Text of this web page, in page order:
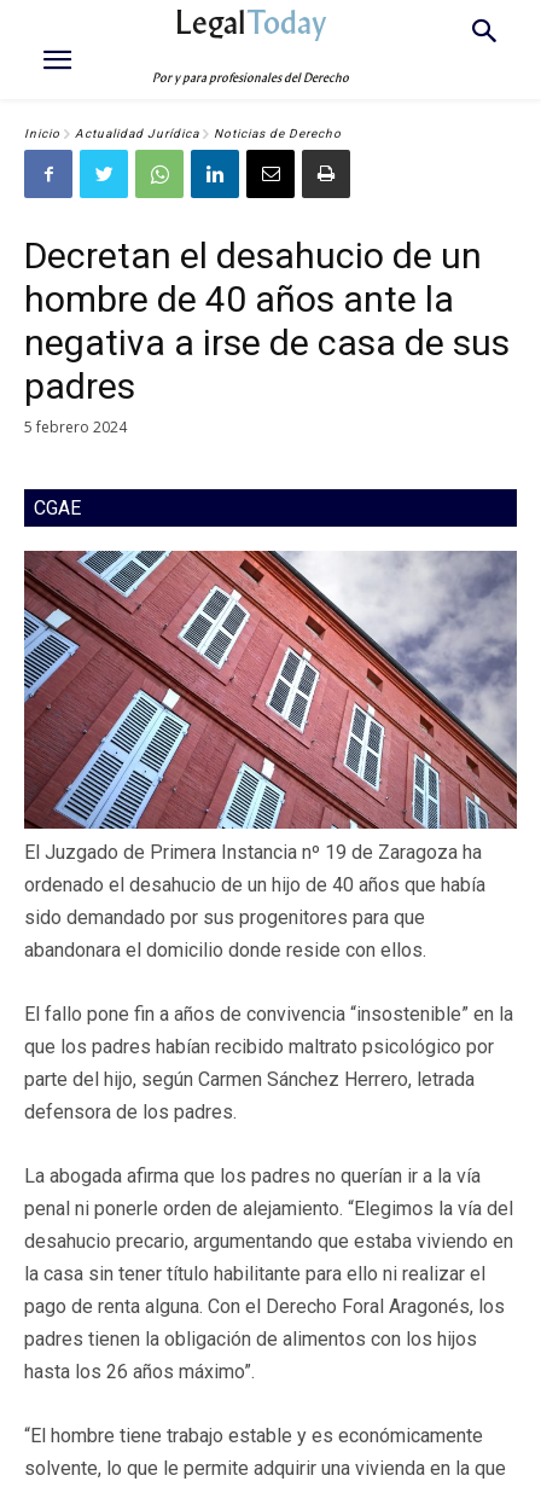
LegalToday
Por y para profesionales del Derecho
Inicio Actualidad Jurídica Noticias de Derecho
Decretan el desahucio de un
hombre de 40 años ante la
negativa a irse de casa de sus
padres
5 febrero 2024
CGAE
El Juzgado de Primera Instancia nº 19 de Zaragoza ha
ordenado el desahucio de un hijo de 40 años que había
sido demandado por sus progenitores para que
abandonara el domicilio donde reside con ellos.
El fallo pone fin a años de convivencia “insostenible” en la
que los padres habían recibido maltrato psicológico por
parte del hijo, según Carmen Sánchez Herrero, letrada
defensora de los padres.
La abogada afirma que los padres no querían ir a la vía
penal ni ponerle orden de alejamiento. “Elegimos la vía del
desahucio precario, argumentando que estaba viviendo en
la casa sin tener título habilitante para ello ni realizar el
pago de renta alguna. Con el Derecho Foral Aragonés, los
padres tienen la obligación de alimentos con los hijos
hasta los 26 años máximo”.
“El hombre tiene trabajo estable y es económicamente
solvente, lo que le permite adquirir una vivienda en la que